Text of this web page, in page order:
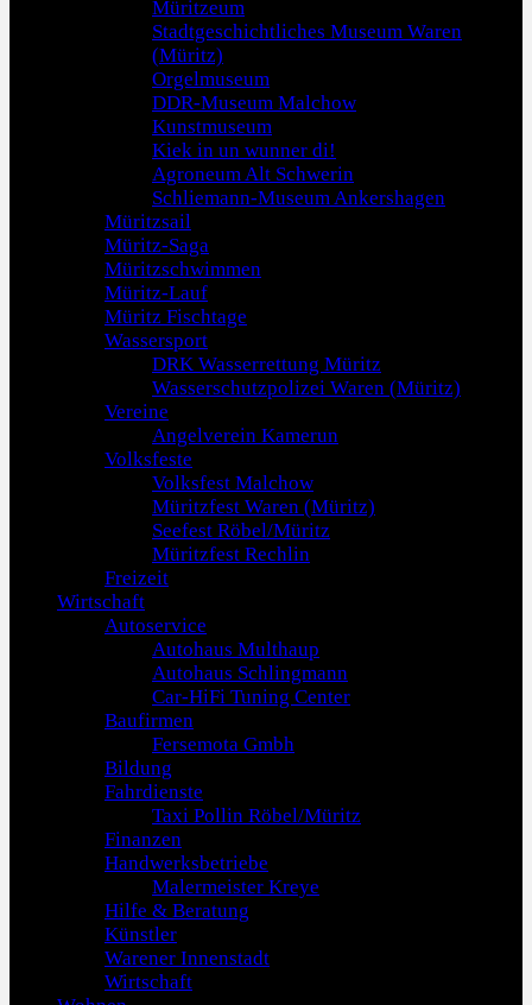
Müritzeum
Stadtgeschichtliches Museum Waren
(Müritz)
Orgelmuseum
DDR-Museum Malchow
Kunstmuseum
Kiek in un wunner di!
Agroneum Alt Schwerin
Schliemann-Museum Ankershagen
Müritzsail
Müritz-Saga
Müritzschwimmen
Müritz-Lauf
Müritz Fischtage
Wassersport
DRK Wasserrettung Müritz
Wasserschutzpolizei Waren (Müritz)
Vereine
Angelverein Kamerun
Volksfeste
Volksfest Malchow
Müritzfest Waren (Müritz)
Seefest Röbel/Müritz
Müritzfest Rechlin
Freizeit
Wirtschaft
Autoservice
Autohaus Multhaup
Autohaus Schlingmann
Car-HiFi Tuning Center
Baufirmen
Fersemota Gmbh
Bildung
Fahrdienste
Taxi Pollin Röbel/Müritz
Finanzen
Handwerksbetriebe
Malermeister Kreye
Hilfe & Beratung
Künstler
Warener Innenstadt
Wirtschaft